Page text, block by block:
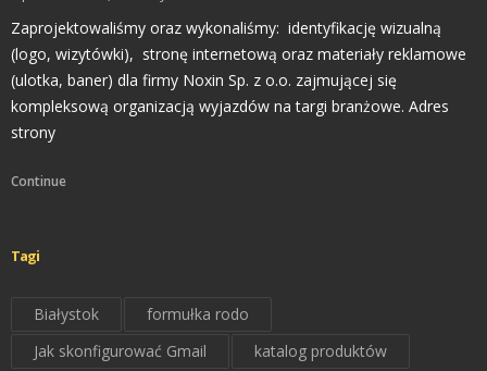
Zaprojektowaliśmy oraz wykonaliśmy: identyfikację wizualną
(logo, wizytówki), stronę internetową oraz materiały reklamowe
(ulotka, baner) dla firmy Noxin Sp. z o.o. zajmującej się
kompleksową organizacją wyjazdów na targi branżowe. Adres
strony
Continue
Tagi
Białystok
formułka rodo
Jak skonfigurować Gmail
katalog produktów